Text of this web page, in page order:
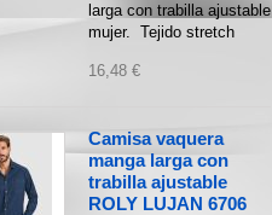
larga con trabilla ajustable
mujer. Tejido stretch
16,48 €
Camisa vaquera
manga larga con
trabilla ajustable
ROLY LUJAN 6706